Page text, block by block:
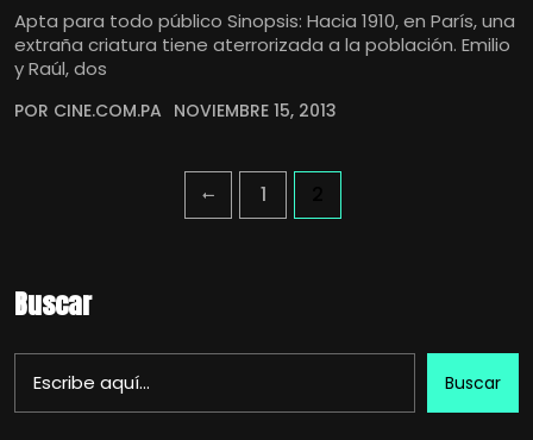
Apta para todo público Sinopsis: Hacia 1910, en París, una
extraña criatura tiene aterrorizada a la población. Emilio
y Raúl, dos
POR CINE.COM.PA NOVIEMBRE 15, 2013
1
Buscar
Buscar